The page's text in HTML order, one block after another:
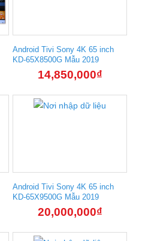
Android Tivi Sony 4K 65 inch
KD-65X8500G Mẫu 2019
14,850,000₫
Android Tivi Sony 4K 65 inch
KD-65X9500G Mẫu 2019
20,000,000₫